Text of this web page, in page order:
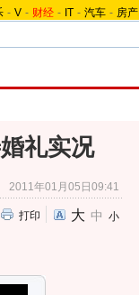
- V - 财经 - IT - 汽车 - 房产
礼实况
2011年01月05日09:41
打印 大 中 小